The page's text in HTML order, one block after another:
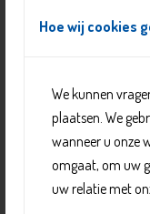
Hoe wij cookies
We kunnen
plaatsen. We
wanneer u onze
omgaat, om uw
uw relatie met
Sociale
een gesprek
naar andere
leert ze tijdens je
om te gaan met
iedereen heeft